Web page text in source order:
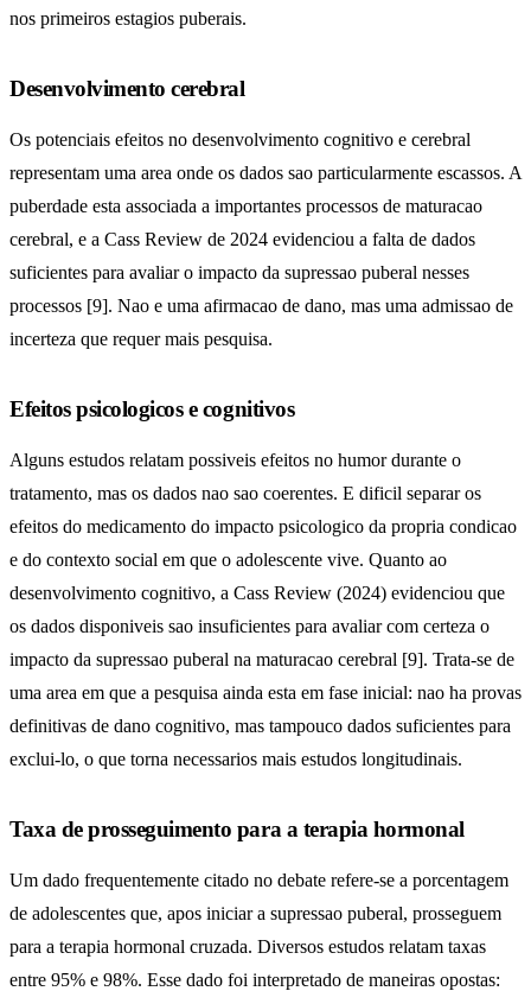
nos primeiros estagios puberais.
Desenvolvimento cerebral
Os potenciais efeitos no desenvolvimento cognitivo e cerebral
representam uma area onde os dados sao particularmente escassos. A
puberdade esta associada a importantes processos de maturacao
cerebral, e a Cass Review de 2024 evidenciou a falta de dados
suficientes para avaliar o impacto da supressao puberal nesses
processos [9]. Nao e uma afirmacao de dano, mas uma admissao de
incerteza que requer mais pesquisa.
Efeitos psicologicos e cognitivos
Alguns estudos relatam possiveis efeitos no humor durante o
tratamento, mas os dados nao sao coerentes. E dificil separar os
efeitos do medicamento do impacto psicologico da propria condicao
e do contexto social em que o adolescente vive. Quanto ao
desenvolvimento cognitivo, a Cass Review (2024) evidenciou que
os dados disponiveis sao insuficientes para avaliar com certeza o
impacto da supressao puberal na maturacao cerebral [9]. Trata-se de
uma area em que a pesquisa ainda esta em fase inicial: nao ha provas
definitivas de dano cognitivo, mas tampouco dados suficientes para
exclui-lo, o que torna necessarios mais estudos longitudinais.
Taxa de prosseguimento para a terapia hormonal
Um dado frequentemente citado no debate refere-se a porcentagem
de adolescentes que, apos iniciar a supressao puberal, prosseguem
para a terapia hormonal cruzada. Diversos estudos relatam taxas
entre 95% e 98%. Esse dado foi interpretado de maneiras opostas: